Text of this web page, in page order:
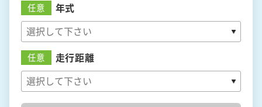
任意 年式
任意 走行距離